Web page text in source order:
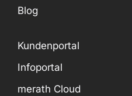
Blog
Kundenportal
Infoportal
merath Cloud